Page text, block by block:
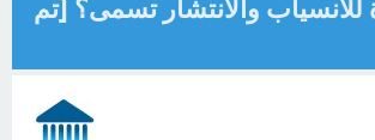
للانسياب والانتشار تسمى؟ [تم